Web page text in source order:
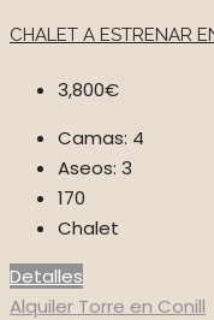
CHALET A ESTRENAR
3,800€
Camas: 4
Aseos: 3
170
Chalet
Detalles
Alquiler Torre en Conill